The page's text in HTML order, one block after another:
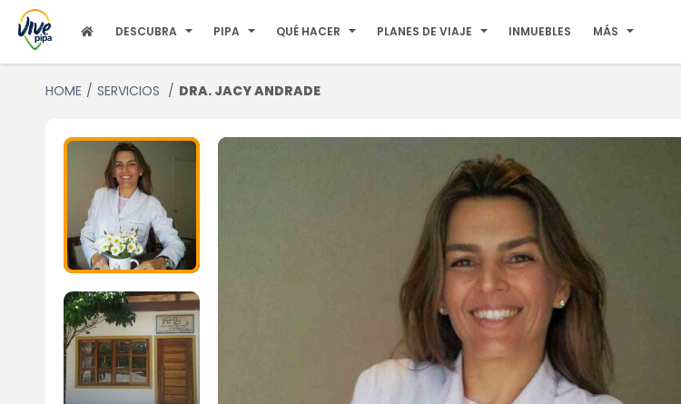
DESCUBRA PIPA QUÉ HACER PLANES DE VIAJE INMUEBLES MÁS
HOME SERVICIOS DRA. JACY ANDRADE